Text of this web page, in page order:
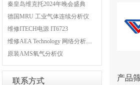
秦皇岛维克托2024年晚会盛典
德国MRU 工业气体连续分析仪
维修ITECH电源 IT6723
维修AEA Technology 网络分析仪 6015-1010
原装AMS氧气分析仪
联系方式 产品